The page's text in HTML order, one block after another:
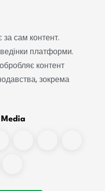
сам контент.
платформи.
контент
зокрема